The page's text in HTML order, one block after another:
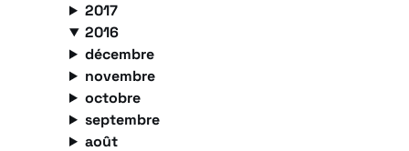
2017
2016
décembre
novembre
octobre
septembre
août